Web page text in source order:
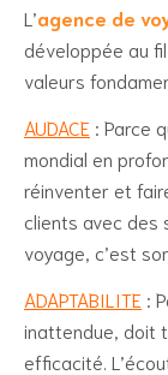
L’agence de
développée au
valeurs
AUDACE : Parce
mondial en
réinventer et
clients avec des
voyage, c’est
ADAPTABILITE :
inattendue, doit
efficacité.